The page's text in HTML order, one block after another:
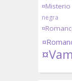
¤Misterio
negra